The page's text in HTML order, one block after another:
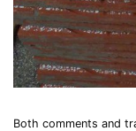
Both comments and